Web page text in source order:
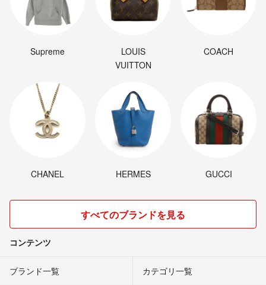
Supreme
LOUIS
VUITTON
COACH
CHANEL HERMES GUCCI
すべてのブランドを見る
コンテンツ
ブランド一覧 カテゴリ一覧